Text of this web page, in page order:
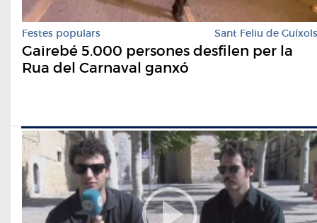
Festes populars Sant Feliu de Guíxols
Gairebé 5.000 persones desfilen per la
Rua del Carnaval ganxó